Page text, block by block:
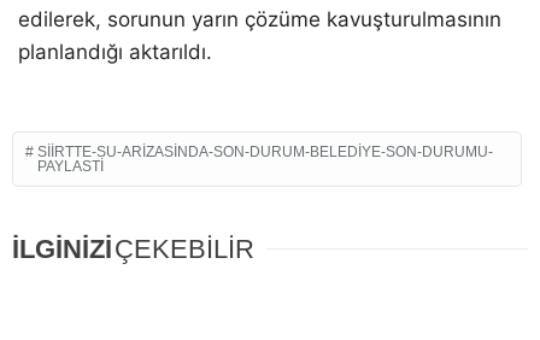
edilerek, sorunun yarın çözüme kavuşturulmasının
planlandığı aktarıldı.
SIIRTTE-SU-ARIZASINDA-SON-DURUM-BELEDIYE-SON-DURUMU-
PAYLASTI
İLGİNİZİÇEKEBİLİR